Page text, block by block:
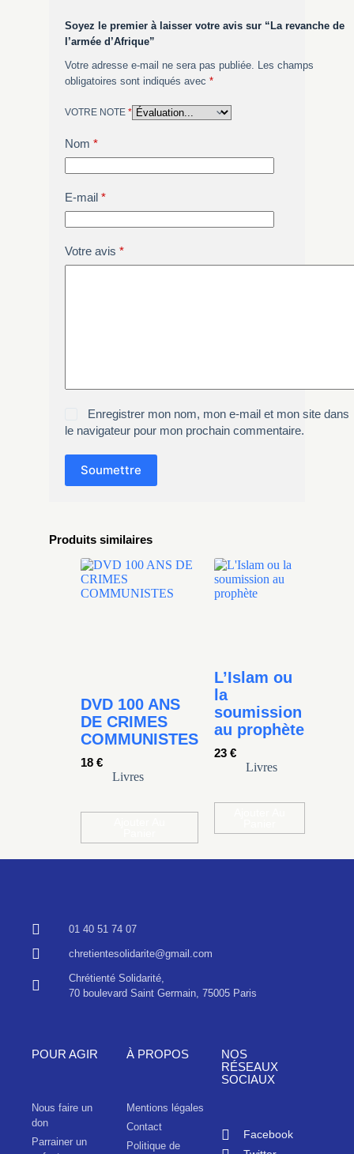
Produits similaires
DVD 100 ANS
DE CRIMES
COMMUNISTES
18 €
Livres
L’Islam ou
la
soumission
au prophète
23 €
Livres
Soyez le premier à laisser votre avis sur “La revanche de
l’armée d’Afrique”
Votre adresse e-mail ne sera pas publiée. Les champs
obligatoires sont indiqués avec *
VOTRE NOTE *
Nom *
E-mail*
Votre avis *
Enregistrer mon nom, mon e-mail et mon site dans
le navigateur pour mon prochain commentaire.
Soumettre
01 40 51 74 07
chretientesolidarite@gmail.com
Chrétienté Solidarité,
70 boulevard Saint Germain, 75005 Paris
POUR AGIR
Nous faire un
don
Parrainer un
À PROPOS
Mentions légales
Contact
Politique de
NOS
RÉSEAUX
SOCIAUX
Facebook